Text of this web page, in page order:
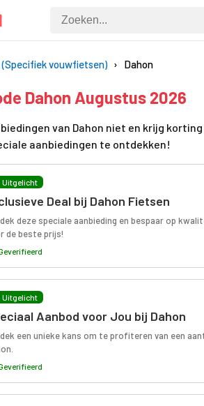
vouwfietsen) Dahon
Dahon Augustus 2026
van Dahon niet en krijg
aanbiedingen te ontdekken!
Uitgelicht
Deal bij Dahon Fietsen
deze speciale aanbieding en bespaar op
de beste prijs!
Uitgelicht
Aanbod voor Jou bij Dahon
een unieke kans om te profiteren van een